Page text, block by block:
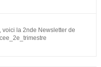
voici la 2nde Newsletter de